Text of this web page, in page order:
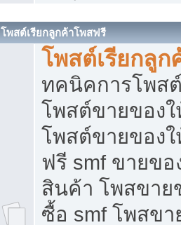
โพสต์เรียกลูกค้าโพสฟรี
โพสต์เรียกลูก
ทคนิคการโพส
โพสต์ขายของ
โพสต์ขายของ
ฟรี smf ขายข
สินค้า โพสขาย
ซื้อ smf โพสข